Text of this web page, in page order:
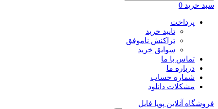
سبد خرید 0
پرداخت
تایید خرید
تراکنش ناموفق
سوابق خرید
تماس با ما
درباره ما
شماره حساب
مشکلات دانلود
فروشگاه آنلاین پویا فایل